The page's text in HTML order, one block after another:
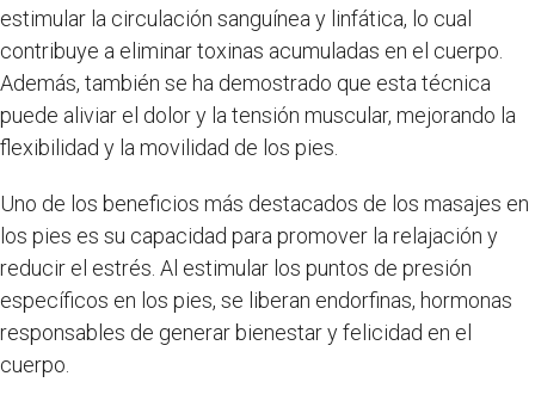
estimular la circulación sanguínea y linfática, lo cual
contribuye a eliminar toxinas acumuladas en el cuerpo.
Además, también se ha demostrado que esta técnica
puede aliviar el dolor y la tensión muscular, mejorando la
flexibilidad y la movilidad de los pies.
Uno de los beneficios más destacados de los masajes en
los pies es su capacidad para promover la relajación y
reducir el estrés. Al estimular los puntos de presión
específicos en los pies, se liberan endorfinas, hormonas
responsables de generar bienestar y felicidad en el
cuerpo.